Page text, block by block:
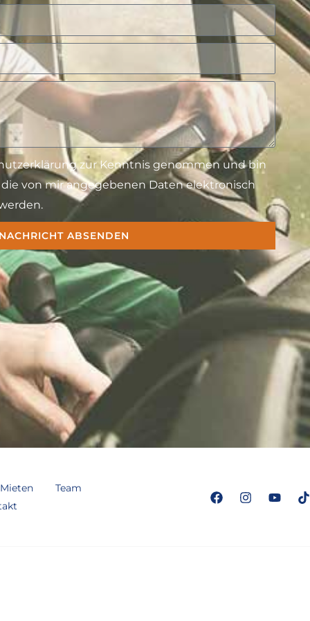
zur Kenntnis genommen und bin
von mir angegebenen Daten elektronisch
ABSENDEN
Mieten
Team